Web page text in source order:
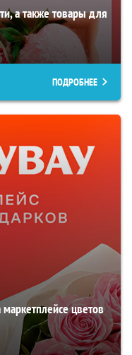
а также товары для
ПОДРОБНЕЕ
цветов